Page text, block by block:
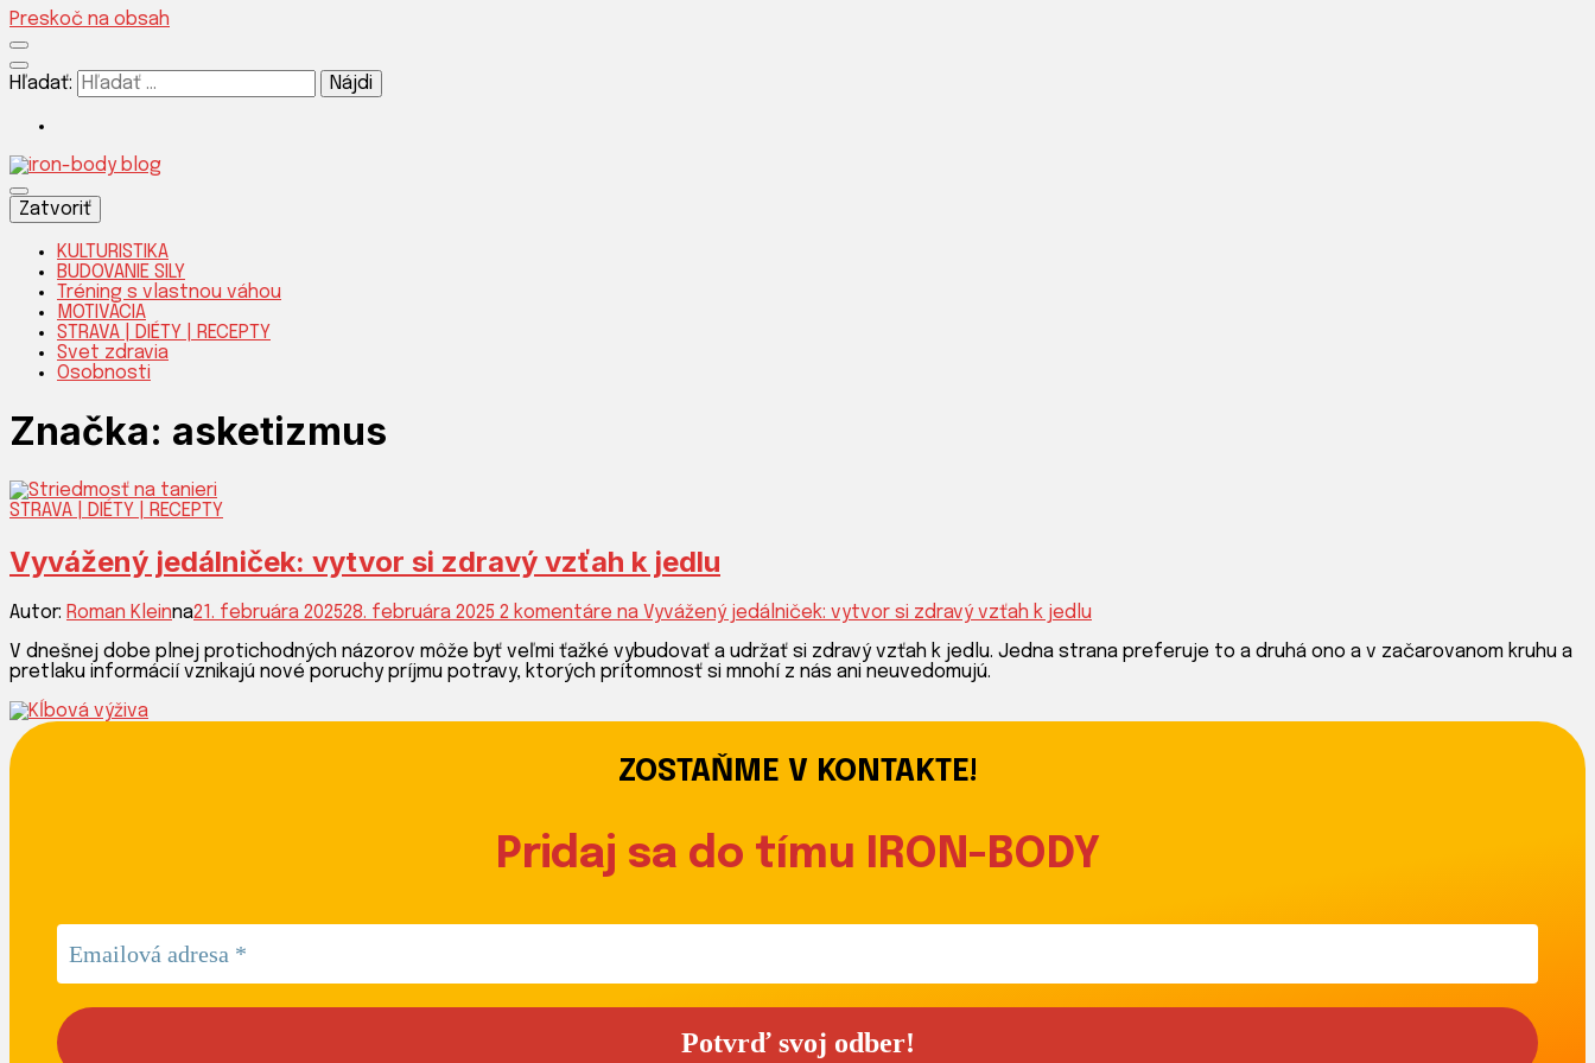
Preskoč na obsah
Hľadať:
IRON-BODY
Silnejšia verzia teba!
Zatvoriť
KULTURISTIKA
BUDOVANIE SILY
Tréning s vlastnou váhou
MOTIVÁCIA
STRAVA | DIÉTY | RECEPTY
Svet zdravia
Osobnosti
Značka: asketizmus
STRAVA | DIÉTY | RECEPTY
Vyvážený jedálniček: vytvor si zdravý vzťah k jedlu
Autor: Roman Kleinna21. februára 202528. februára 2025 2 komentáre na Vyvážený jedálniček: vytvor si zdravý vzťah k jedlu
V dnešnej dobe plnej protichodných názorov môže byť veľmi ťažké vybudovať a udržať si zdravý vzťah k jedlu. Jedna strana preferuje to a druhá ono a v začarovanom kruhu a
pretlaku informácií vznikajú nové poruchy príjmu potravy, ktorých prítomnosť si mnohí z nás ani neuvedomujú.
ZOSTAŇME V KONTAKTE!
Pridaj sa do tímu IRON-BODY